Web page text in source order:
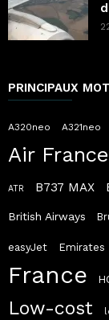
PRINCIPAUX
A320neo A321neo
Air France
ATR B737 MAX
British Airways
easyJet Emirates
France
Low-cost